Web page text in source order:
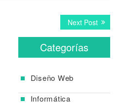
Next PostNext
post:
Categorías
Diseño Web
Informática